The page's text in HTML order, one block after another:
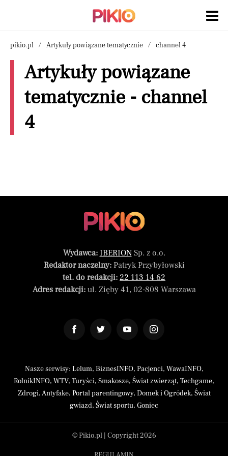
pikio.pl Artykuły powiązane tematycznie channel 4
Artykuły powiązane
tematycznie - channel
4
Wydawca: IBERIONSp. z o.o.
Redaktor naczelny:Patryk Przybyłowski
tel. do redakcji: 22 113 14 62
Adres redakcji:ul. Zięby 41, 02-808 Warszawa
Nasze serwisy: Lelum, BiznesINFO, Pacjenci, WawaINFO,
RolnikINFO, WTV, Turyści, Smakosze, Świat zwierząt, Techgame,
Zdrogi,Antyfake, Portal parentingowy, Domek i Ogródek, Świat
gwiazd, Świat sportu, Goniec
© Pikio.pl | Copyright 2026